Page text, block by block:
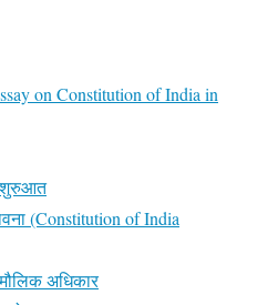
on Constitution of India in
शुरुआत
(Constitution of India
अधिकार